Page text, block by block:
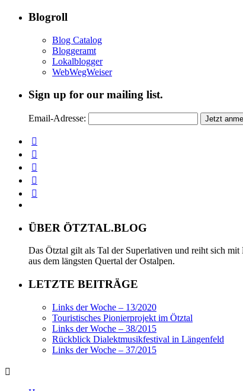
Blogroll
Blog Catalog
Bloggeramt
Lokalblogger
WebWegWeiser
Sign up for our mailing list.
Email-Adresse:
ÜBER ÖTZTAL.BLOG
Das Ötztal gilt als Tal der Superlativen und reiht sich
aus dem längsten Quertal der Ostalpen.
LETZTE BEITRÄGE
Links der Woche – 13/2020
Touristisches Pionierprojekt im Ötztal
Links der Woche – 38/2015
Rückblick Dialektmusikfestival in Längenfeld
Links der Woche – 37/2015